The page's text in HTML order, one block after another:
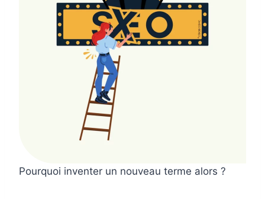
Pourquoi inventer un nouveau terme alors ?